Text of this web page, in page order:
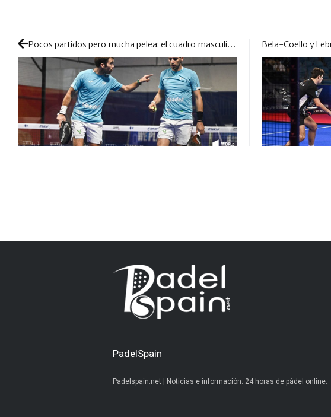
Pocos partidos pero mucha pelea: el cuadro masculino de México promete máxima igualdad
PadelSpain
Padelspain.net | Noticias e información. 24 horas de pádel online.